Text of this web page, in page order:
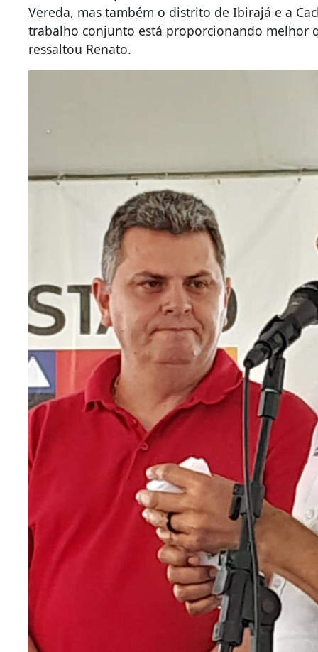
Vereda, mas também o distrito de Ibirajá e a
trabalho conjunto está proporcionando melhor
ressaltou Renato.